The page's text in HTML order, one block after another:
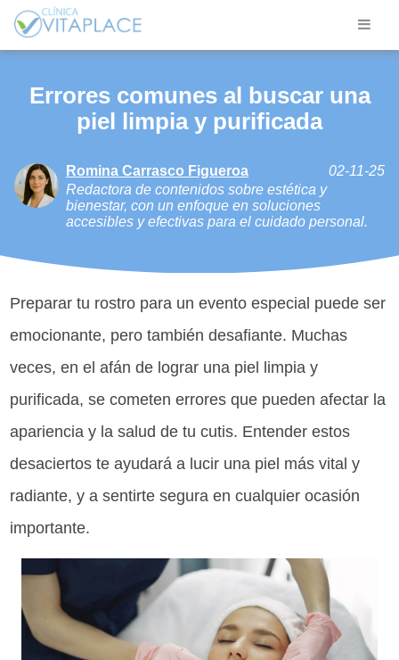
Errores comunes al buscar una
piel limpia y purificada
Romina Carrasco Figueroa
02-11-25
Redactora de contenidos sobre estética y
bienestar, con un enfoque en soluciones
accesibles y efectivas para el cuidado personal.
Preparar tu rostro para un evento especial puede ser
emocionante, pero también desafiante. Muchas
veces, en el afán de lograr una piel limpia y
purificada, se cometen errores que pueden afectar la
apariencia y la salud de tu cutis. Entender estos
desaciertos te ayudará a lucir una piel más vital y
radiante, y a sentirte segura en cualquier ocasión
importante.